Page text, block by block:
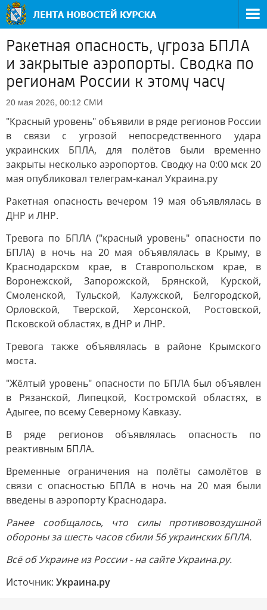
Ракетная опасность, угроза БПЛА
и закрытые аэропорты. Сводка по
регионам России к этому часу
20 мая 2026, 00:12 СМИ
"Красный уровень" объявили в ряде регионов России
в связи с угрозой непосредственного удара
украинских БПЛА, для полётов были временно
закрыты несколько аэропортов. Сводку на 0:00 мск 20
мая опубликовал телеграм-канал Украина.ру
Ракетная опасность вечером 19 мая объявлялась в
ДНР и ЛНР.
Тревога по БПЛА ("красный уровень" опасности по
БПЛА) в ночь на 20 мая объявлялась в Крыму, в
Краснодарском крае, в Ставропольском крае, в
Воронежской, Запорожской, Брянской, Курской,
Смоленской, Тульской, Калужской, Белгородской,
Орловской, Тверской, Херсонской, Ростовской,
Псковской областях, в ДНР и ЛНР.
Тревога также объявлялась в районе Крымского
моста.
"Жёлтый уровень" опасности по БПЛА был объявлен
в Рязанской, Липецкой, Костромской областях, в
Адыгее, по всему Северному Кавказу.
В ряде регионов объявлялась опасность по
реактивным БПЛА.
Временные ограничения на полёты самолётов в
связи с опасностью БПЛА в ночь на 20 мая были
введены в аэропорту Краснодара.
Ранее сообщалось, что силы противовоздушной
обороны за шесть часов сбили 56 украинских БПЛА.
Всё об Украине из России - на сайте Украина.ру.
Источник: Украина.ру